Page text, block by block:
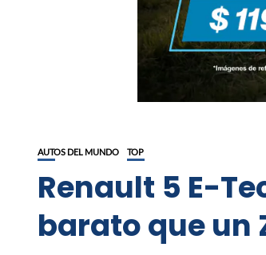
AUTOS DEL MUNDO TOP
Renault 5 E-
barato que un